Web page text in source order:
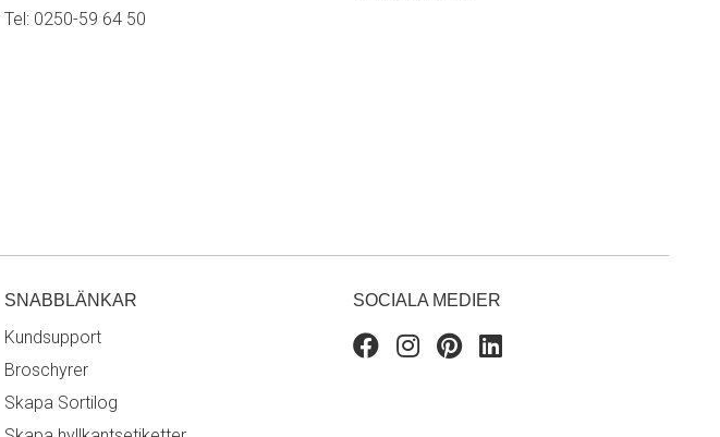
Tel: 0250-59 64 50
SNABBLÄNKAR
Kundsupport
Broschyrer
Skapa Sortilog
SOCIALA MEDIER
FacebookInstagram
Pinterest